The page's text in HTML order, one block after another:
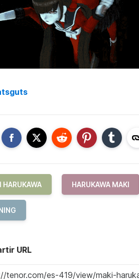
HARUKAWA HARUKAWA MAKI
URL